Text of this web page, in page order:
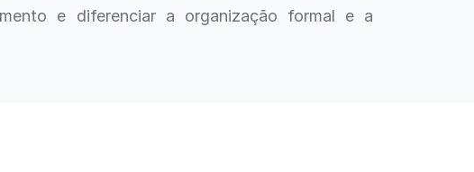
e diferenciar a organização formal e a